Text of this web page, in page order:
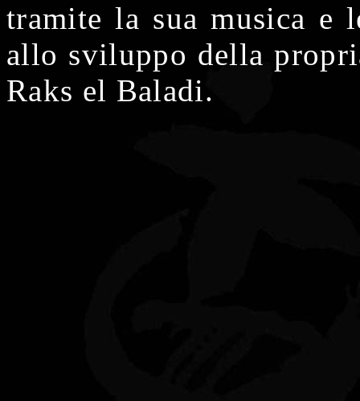
tramite la sua musica e
allo sviluppo della
Raks el Baladi.